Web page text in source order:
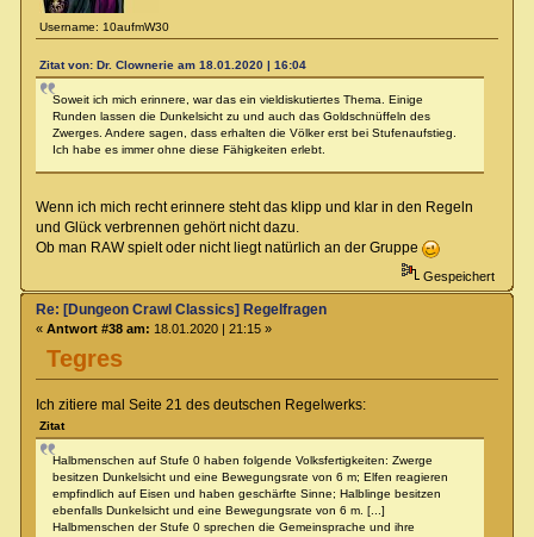
Username: 10aufmW30
Zitat von: Dr. Clownerie am 18.01.2020 | 16:04
Soweit ich mich erinnere, war das ein vieldiskutiertes Thema. Einige
Runden lassen die Dunkelsicht zu und auch das Goldschnüffeln des
Zwerges. Andere sagen, dass erhalten die Völker erst bei Stufenaufstieg.
Ich habe es immer ohne diese Fähigkeiten erlebt.
Wenn ich mich recht erinnere steht das klipp und klar in den Regeln
und Glück verbrennen gehört nicht dazu.
Ob man RAW spielt oder nicht liegt natürlich an der Gruppe
Gespeichert
Tegres
Re: [Dungeon Crawl Classics] Regelfragen
« Antwort #38 am: 18.01.2020 | 21:15 »
Ich zitiere mal Seite 21 des deutschen Regelwerks:
Zitat
Halbmenschen auf Stufe 0 haben folgende Volksfertigkeiten: Zwerge
besitzen Dunkelsicht und eine Bewegungsrate von 6 m; Elfen reagieren
empfindlich auf Eisen und haben geschärfte Sinne; Halblinge besitzen
ebenfalls Dunkelsicht und eine Bewegungsrate von 6 m. [...]
Halbmenschen der Stufe 0 sprechen die Gemeinsprache und ihre